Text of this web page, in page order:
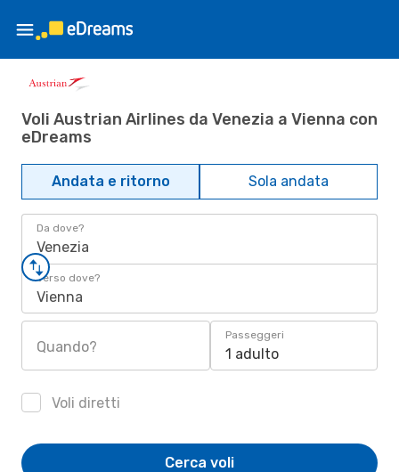
Voli Austrian Airlines da Venezia a Vienna con
eDreams
Andata e ritorno Sola andata
Da dove?
Venezia
Verso dove?
Vienna
Quando?
Passeggeri
1 adulto
Voli diretti
Cerca voli